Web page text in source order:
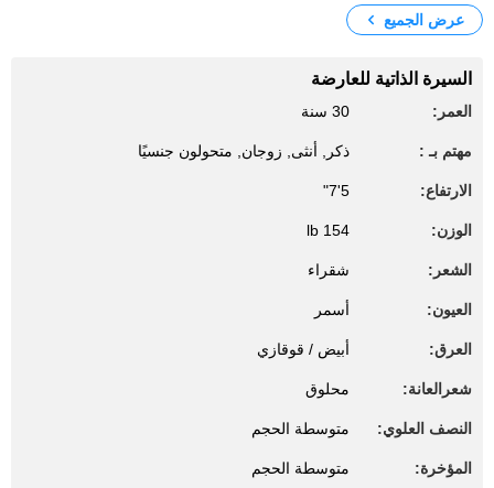
عرض الجميع
السيرة الذاتية للعارضة
العمر: 30 سنة
مهتم بـ : ذكر, أنثى, زوجان, متحولون جنسيًا
الارتفاع: 5'7"
الوزن: 154 lb
الشعر: شقراء
العيون: أسمر
العرق: أبيض / قوقازي
شعرالعانة: محلوق
النصف العلوي: متوسطة الحجم
المؤخرة: متوسطة الحجم